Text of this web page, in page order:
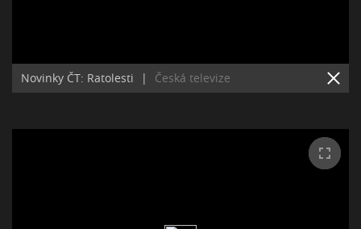
Novinky ČT: Ratolesti | Česká televize